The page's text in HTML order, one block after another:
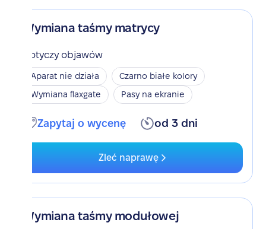
Wymiana taśmy matrycy
Dotyczy objawów
Aparat nie działa
Czarno białe kolory
Wymiana flaxgate
Pasy na ekranie
Zapytaj o wycenę od 3 dni
Zleć naprawę
Wymiana taśmy modułowej